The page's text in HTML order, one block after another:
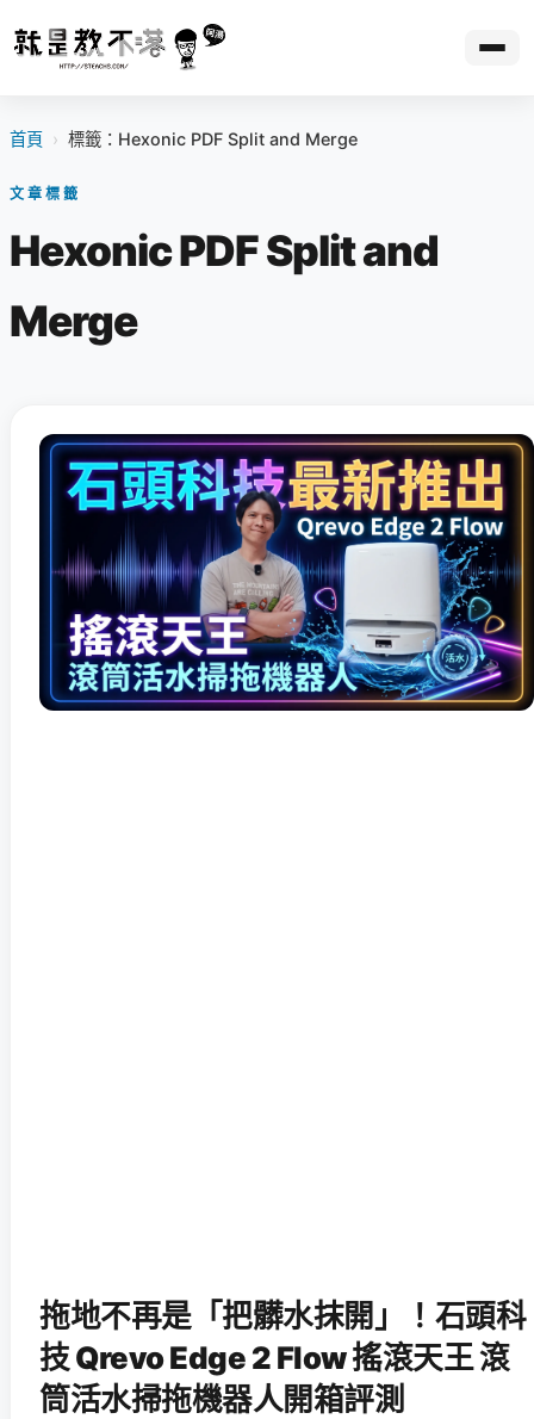
首頁 › 標籤：Hexonic PDF Split and Merge
文章標籤
Hexonic PDF Split and
Merge
拖地不再是「把髒水抹開」！石頭科
技 Qrevo Edge 2 Flow 搖滾天王 滾
筒活水掃拖機器人開箱評測